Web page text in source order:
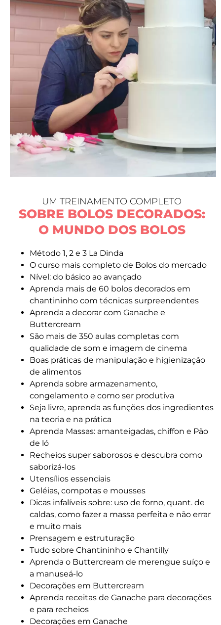
UM TREINAMENTO COMPLETO
SOBRE BOLOS DECORADOS:
O MUNDO DOS BOLOS
Método 1, 2 e 3 La Dinda
O curso mais completo de Bolos do mercado
Nível: do básico ao avançado
Aprenda mais de 60 bolos decorados em
chantininho com técnicas surpreendentes
Aprenda a decorar com Ganache e
Buttercream
São mais de 350 aulas completas com
qualidade de som e imagem de cinema
Boas práticas de manipulação e higienização
de alimentos
Aprenda sobre armazenamento,
congelamento e como ser produtiva
Seja livre, aprenda as funções dos ingredientes
na teoria e na prática
Aprenda Massas: amanteigadas, chiffon e Pão
de ló
Recheios super saborosos e descubra como
saborizá-los
Utensílios essenciais
Geléias, compotas e mousses
Dicas infalíveis sobre: uso de forno, quant. de
caldas, como fazer a massa perfeita e não errar
e muito mais
Prensagem e estruturação
Tudo sobre Chantininho e Chantilly
Aprenda o Buttercream de merengue suíço e
a manuseá-lo
Decorações em Buttercream
Aprenda receitas de Ganache para decorações
e para recheios
Decorações em Ganache